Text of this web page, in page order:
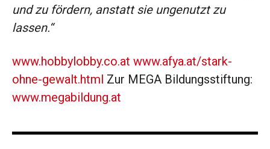
und zu fördern, anstatt sie ungenutzt zu
lassen.
www.hobbylobby.co.at www.afya.at/stark-
ohne-gewalt.html Zur MEGA Bildungsstiftung:
www.megabildung.at